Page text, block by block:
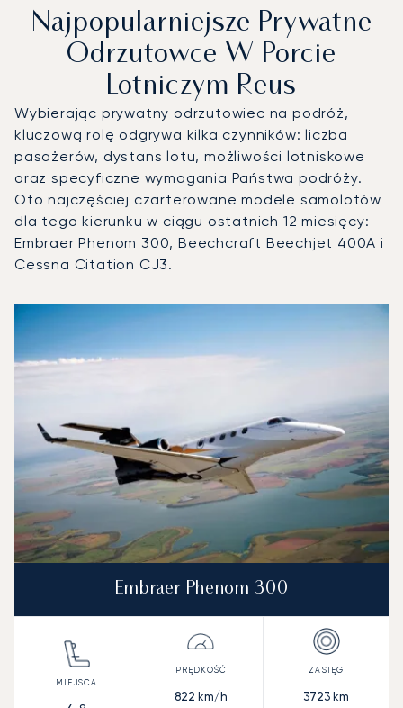
Najpopularniejsze Prywatne
Odrzutowce W Porcie
Lotniczym Reus
Wybierając prywatny odrzutowiec na podróż,
kluczową rolę odgrywa kilka czynników: liczba
pasażerów, dystans lotu, możliwości lotniskowe
oraz specyficzne wymagania Państwa podróży.
Oto najczęściej czarterowane modele samolotów
dla tego kierunku w ciągu ostatnich 12 miesięcy:
Embraer Phenom 300, Beechcraft Beechjet 400A i
Cessna Citation CJ3.
Zdjęcie samolotu
Model samolotu
Prędkość (km/h)
Prędkość (węzły)
Zasięg (NM)
Embraer Phenom 300
822 km/h 3723 km